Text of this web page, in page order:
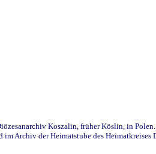
Koszalin, früher Köslin, in
Archiv der Heimatstube des